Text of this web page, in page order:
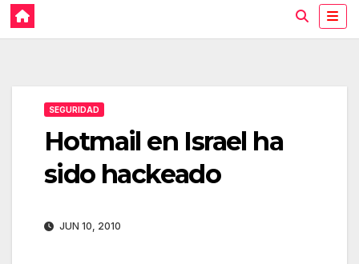
SEGURIDAD
Hotmail en Israel ha
sido hackeado
JUN 10, 2010